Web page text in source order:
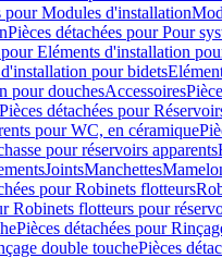
pour Modules d'installation
Pièces détachées pour Pour
pour Eléments d'installation
pour bidets
pour douchesAccessoires
Pièces détachées pour
pour WC, en céramique
pour réservoirs apparents
JointsManchettes
pour Robinets flotteurs
Robinets flotteurs pour
Pièces détachées pour
double touchePièces